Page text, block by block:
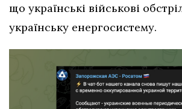
що українські військові
українську енергосистему.